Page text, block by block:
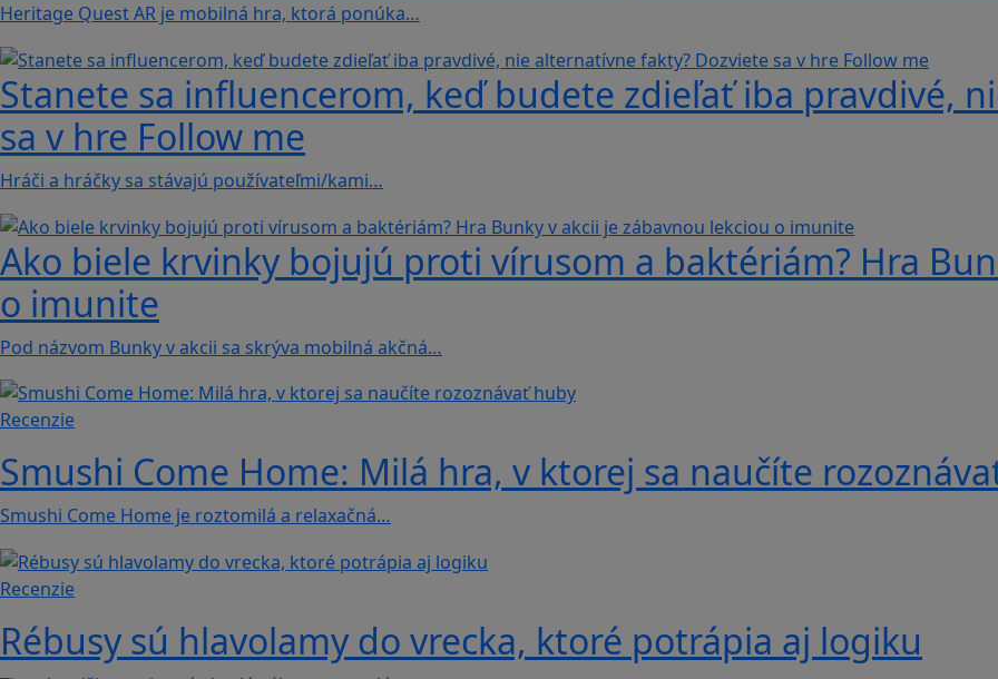
Heritage Quest AR je mobilná hra, ktorá ponúka…
Stanete sa influencerom, keď budete zdieľať iba pravdivé,
sa v hre Follow me
Hráči a hráčky sa stávajú používateľmi/kami…
Ako biele krvinky bojujú proti vírusom a baktériám? Hra
o imunite
Pod názvom Bunky v akcii sa skrýva mobilná akčná…
Recenzie
Smushi Come Home: Milá hra, v ktorej sa naučíte
Smushi Come Home je roztomilá a relaxačná…
Recenzie
Rébusy sú hlavolamy do vrecka, ktoré potrápia aj logiku